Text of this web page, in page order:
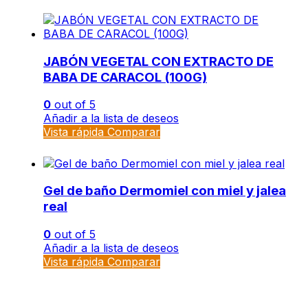
JABÓN VEGETAL CON EXTRACTO DE
BABA DE CARACOL (100G)
0 out of 5
Añadir a la lista de deseos
Vista rápida Comparar
Gel de baño Dermomiel con miel y jalea
real
0 out of 5
Añadir a la lista de deseos
Vista rápida Comparar